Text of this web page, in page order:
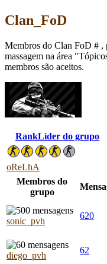
Clan_FoD
Membros do Clan FoD # ,
massagem na área
membros são aceitos.
RankLíder do grupo
oReLhA
Membros do
grupo
sonic_pvh
620
diego_pvh
62